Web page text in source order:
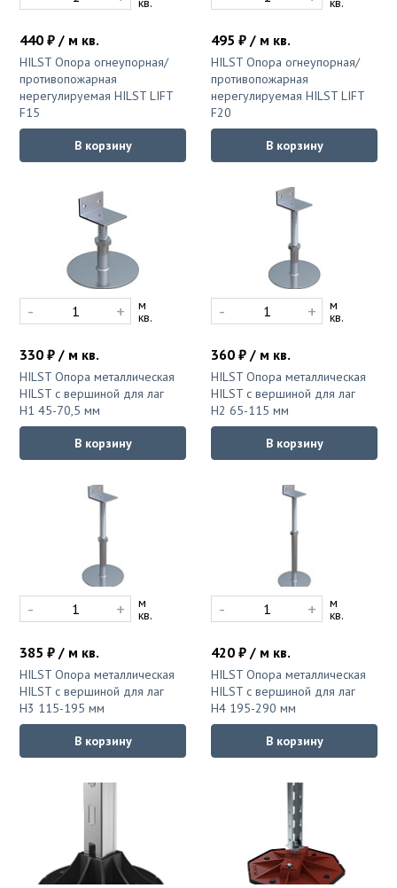
440 ₽ / м кв.
HILST Опора огнеупорная/
противопожарная
нерегулируемая HILST LIFT
F15
В корзину
495 ₽ / м кв.
HILST Опора огнеупорная/
противопожарная
нерегулируемая HILST LIFT
F20
В корзину
330 ₽ / м кв.
HILST Опора металлическая
HILST с вершиной для лаг
H1 45-70,5 мм
- + м
кв.
В корзину
360 ₽ / м кв.
HILST Опора металлическая
HILST с вершиной для лаг
H2 65-115 мм
- + м
кв.
В корзину
385 ₽ / м кв.
HILST Опора металлическая
HILST с вершиной для лаг
H3 115-195 мм
- + м
кв.
В корзину
420 ₽ / м кв.
HILST Опора металлическая
HILST с вершиной для лаг
H4 195-290 мм
- + м
кв.
В корзину